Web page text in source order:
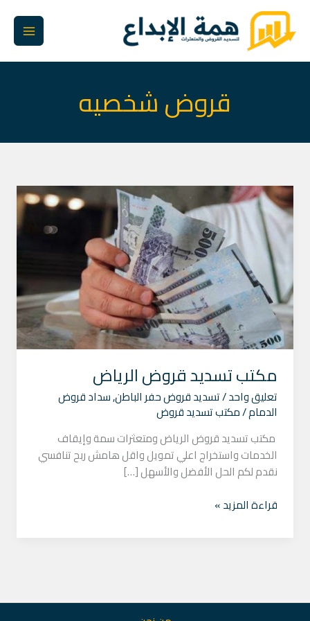
تخطي
المحتوى
قروض شخصيه
مكتب تسديد قروض الرياض
تعليق واحد/تسديد قروض حفر الباطن,سداد قروض
الدمام/مكتب تسديد قروض
مكتب تسديد قروض الرياض ومتعثرات سمة وإيقاف
الخدمات واستخراج اعلي تمويل واقل هامش ربح تنافسي
نقدم لكم الحل الأفضل والأسهل […]
مكتب
تسديد
قروض
الرياض
قراءة المزيد »